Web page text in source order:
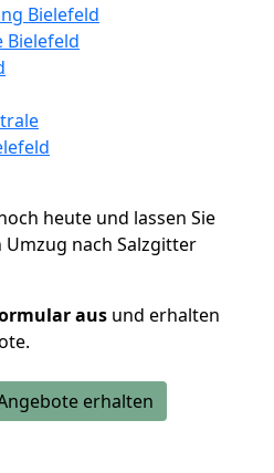
Bielefeld
Bielefeld
heute und lassen Sie
nach Salzgitter
aus und erhalten
erhalten